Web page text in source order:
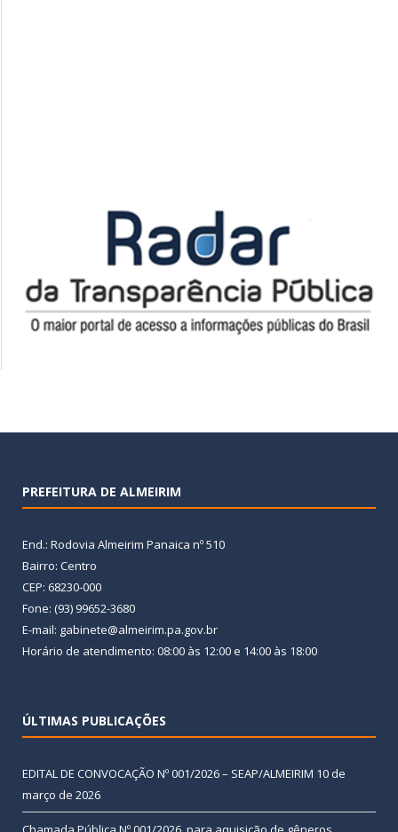
PREFEITURA DE ALMEIRIM
End.: Rodovia Almeirim Panaica nº 510
Bairro: Centro
CEP: 68230-000
Fone: (93) 99652-3680
E-mail: gabinete@almeirim.pa.gov.br
Horário de atendimento: 08:00 às 12:00 e 14:00 às 18:00
ÚLTIMAS PUBLICAÇÕES
EDITAL DE CONVOCAÇÃO Nº 001/2026 – SEAP/ALMEIRIM 10 de
março de 2026